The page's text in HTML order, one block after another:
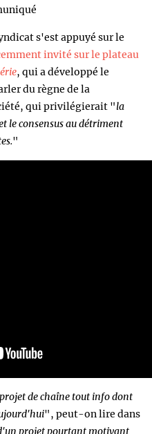
s'est appuyé sur le
invité sur le plateau
, qui a développé le
du règne de la
qui privilégierait "la
le consensus au détriment
"
de chaîne tout info dont
", peut-on lire dans
projet pourtant motivant